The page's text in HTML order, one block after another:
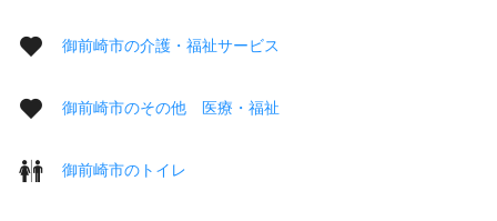
御前崎市の介護・福祉サービス
御前崎市のその他 医療・福祉
御前崎市のトイレ